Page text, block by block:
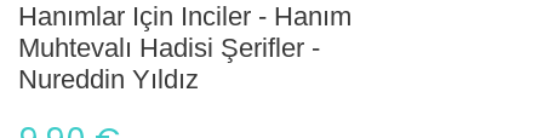
Hanımlar Için Inciler - Hanım
Muhtevalı Hadisi Şerifler -
Nureddin Yıldız